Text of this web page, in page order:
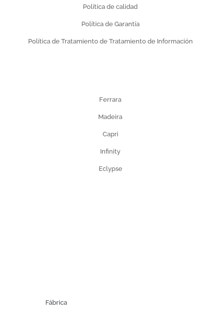
Política de calidad
Política de Garantía
Política de Tratamiento de Tratamiento de Información
Ferrara
Madeira
Capri
Infinity
Eclypse
Fábrica